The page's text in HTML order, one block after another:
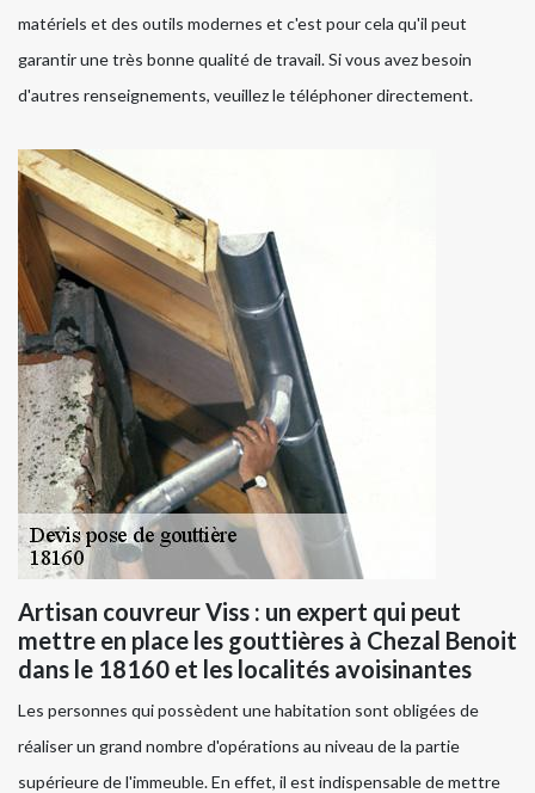
matériels et des outils modernes et c'est pour cela qu'il peut
garantir une très bonne qualité de travail. Si vous avez besoin
d'autres renseignements, veuillez le téléphoner directement.
Artisan couvreur Viss : un expert qui peut
mettre en place les gouttières à Chezal Benoit
dans le 18160 et les localités avoisinantes
Les personnes qui possèdent une habitation sont obligées de
réaliser un grand nombre d'opérations au niveau de la partie
supérieure de l'immeuble. En effet, il est indispensable de mettre